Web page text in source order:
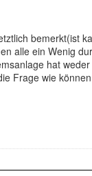
bemerkt(ist
alle ein Wenig
hat
Frage wie